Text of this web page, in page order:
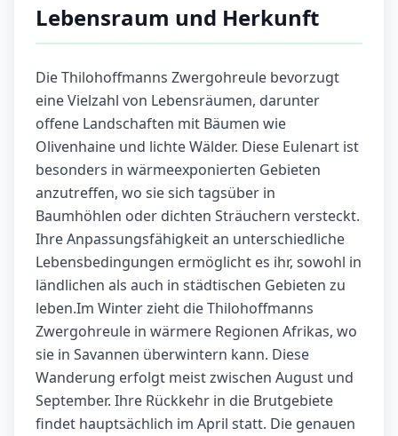
Lebensraum und Herkunft
Die Thilohoffmanns Zwergohreule bevorzugt
eine Vielzahl von Lebensräumen, darunter
offene Landschaften mit Bäumen wie
Olivenhaine und lichte Wälder. Diese Eulenart ist
besonders in wärmeexponierten Gebieten
anzutreffen, wo sie sich tagsüber in
Baumhöhlen oder dichten Sträuchern versteckt.
Ihre Anpassungsfähigkeit an unterschiedliche
Lebensbedingungen ermöglicht es ihr, sowohl in
ländlichen als auch in städtischen Gebieten zu
leben.Im Winter zieht die Thilohoffmanns
Zwergohreule in wärmere Regionen Afrikas, wo
sie in Savannen überwintern kann. Diese
Wanderung erfolgt meist zwischen August und
September. Ihre Rückkehr in die Brutgebiete
findet hauptsächlich im April statt. Die genauen